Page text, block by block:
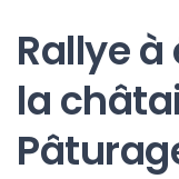
Rallye
la